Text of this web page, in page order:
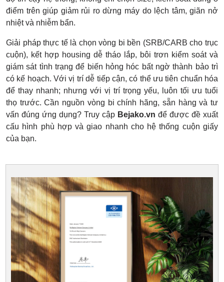
điểm trên giúp giảm rủi ro dừng máy do lệch tâm, giãn nở
nhiệt và nhiễm bẩn.
Giải pháp thực tế là chọn vòng bi bền (SRB/CARB cho trục
cuộn), kết hợp housing dễ tháo lắp, bôi trơn kiểm soát và
giám sát tình trạng để biến hỏng hóc bất ngờ thành bảo trì
có kế hoạch. Với vị trí dễ tiếp cận, có thể ưu tiên chuẩn hóa
để thay nhanh; nhưng với vị trí trọng yếu, luôn tối ưu tuổi
thọ trước. Cần nguồn vòng bi chính hãng, sẵn hàng và tư
vấn đúng ứng dụng? Truy cập Bejako.vn để được đề xuất
cấu hình phù hợp và giao nhanh cho hệ thống cuộn giấy
của bạn.